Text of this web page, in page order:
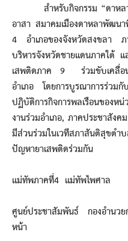
สำหรับกิจกรรม “ดาหลาน้
อาสา สมาคมเมืองดาหลาพัฒน
4 อำเภอของจังหวัดสงขลา ภ
บริหารจังหวัดชายแดนภาคใต้
เสพติดภาค 9 ร่วมขับเคลื่อน
อำเภอ โดยการบูรณาการร่ว
ปฏิบัติการกิจการพลเรือนของห
งานร่วมอำเภอ, ภาคประชาสัง
มีส่วนร่วมในเวทีสภาสันติสุข
ปัญหายาเสพติดร่วมกัน
แม่ทัพภาคที่4 แม่ทัพไพศาล
ศูนย์ประชาสัมพันธ์ กองอำนวย
หน้า